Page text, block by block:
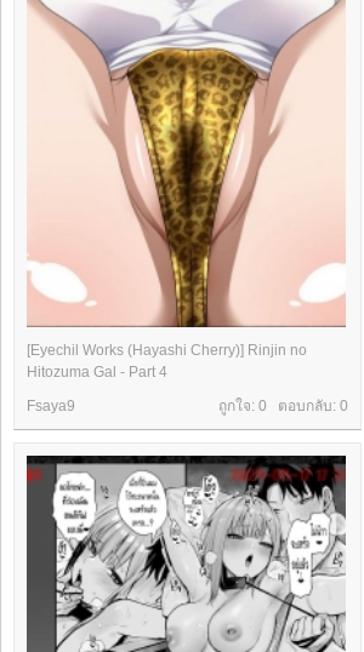
[Eyechil Works (Hayashi Cherry)] Rinjin no
Hitozuma Gal - Part 4
ถูกใจ: 0 ตอบกลับ: 0
Fsaya9